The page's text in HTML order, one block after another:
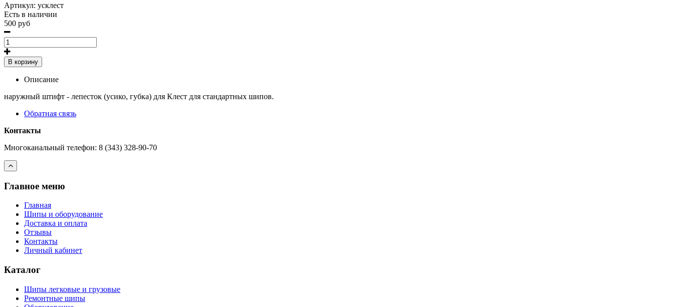
Артикул: усклест
Есть в наличии
500 руб
В корзину
Описание
наружный штифт - лепесток (усико, губка) для Клест для стандартных шипов.
Обратная связь
Контакты
Многоканальный телефон: 8 (343) 328-90-70
Главное меню
Главная
Шипы и оборудование
Доставка и оплата
Отзывы
Контакты
Личный кабинет
Каталог
Шипы легковые и грузовые
Ремонтные шипы